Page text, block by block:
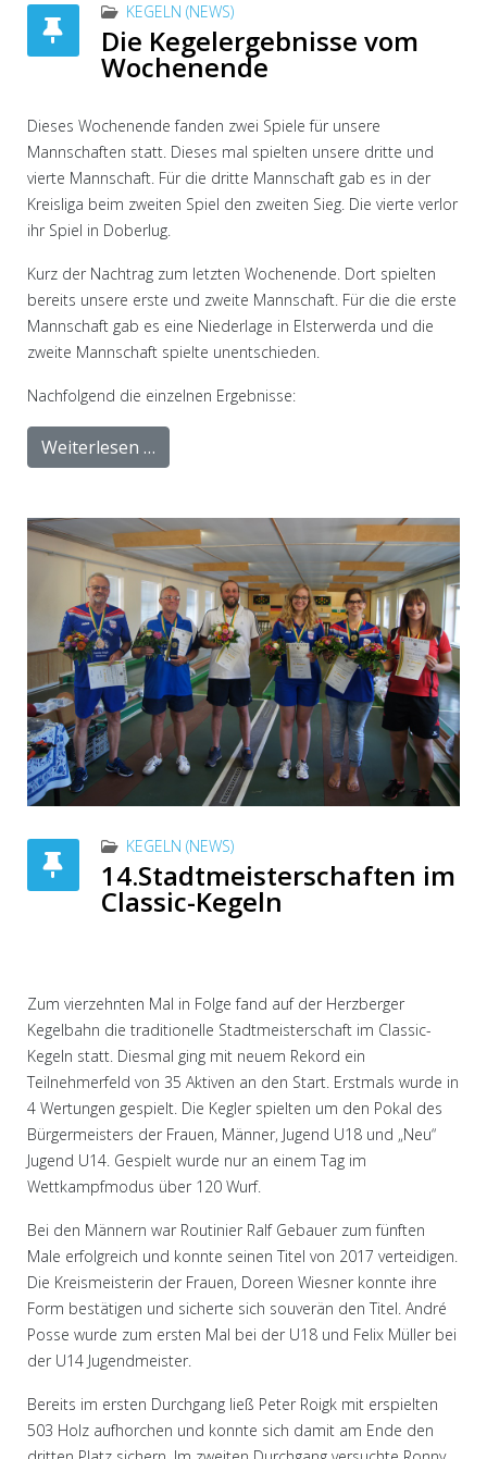
KEGELN (NEWS)
Die Kegelergebnisse vom
Wochenende
Dieses Wochenende fanden zwei Spiele für unsere
Mannschaften statt. Dieses mal spielten unsere dritte und
vierte Mannschaft. Für die dritte Mannschaft gab es in der
Kreisliga beim zweiten Spiel den zweiten Sieg. Die vierte verlor
ihr Spiel in Doberlug.
Kurz der Nachtrag zum letzten Wochenende. Dort spielten
bereits unsere erste und zweite Mannschaft. Für die die erste
Mannschaft gab es eine Niederlage in Elsterwerda und die
zweite Mannschaft spielte unentschieden.
Nachfolgend die einzelnen Ergebnisse:
Weiterlesen …
KEGELN (NEWS)
14.Stadtmeisterschaften im
Classic-Kegeln
Zum vierzehnten Mal in Folge fand auf der Herzberger
Kegelbahn die traditionelle Stadtmeisterschaft im Classic-
Kegeln statt. Diesmal ging mit neuem Rekord ein
Teilnehmerfeld von 35 Aktiven an den Start. Erstmals wurde in
4 Wertungen gespielt. Die Kegler spielten um den Pokal des
Bürgermeisters der Frauen, Männer, Jugend U18 und „Neu“
Jugend U14. Gespielt wurde nur an einem Tag im
Wettkampfmodus über 120 Wurf.
Bei den Männern war Routinier Ralf Gebauer zum fünften
Male erfolgreich und konnte seinen Titel von 2017 verteidigen.
Die Kreismeisterin der Frauen, Doreen Wiesner konnte ihre
Form bestätigen und sicherte sich souverän den Titel. André
Posse wurde zum ersten Mal bei der U18 und Felix Müller bei
der U14 Jugendmeister.
Bereits im ersten Durchgang ließ Peter Roigk mit erspielten
503 Holz aufhorchen und konnte sich damit am Ende den